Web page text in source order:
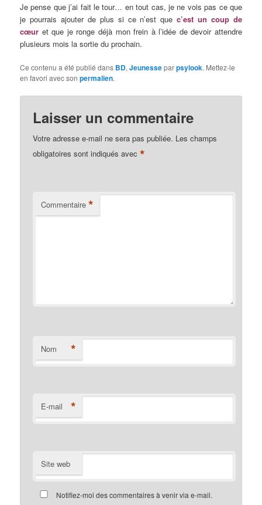
Je pense que j’ai fait le tour… en tout cas, je ne vois pas ce que
je pourrais ajouter de plus si ce n’est quec’est un coup de
cœur et que je ronge déjà mon frein à l’idée de devoir attendre
plusieurs mois la sortie du prochain.
Ce contenu a été publié dans BD,Jeunesseparpsylook. Mettez-le
en favori avec sonpermalien.
Laisser un commentaire
Votre adresse e-mail ne sera pas publiée. Les champs
obligatoires sont indiqués avec*
Commentaire *
Nom *
E-mail *
Site web
Notifiez-moi des commentaires à venir via e-mail.